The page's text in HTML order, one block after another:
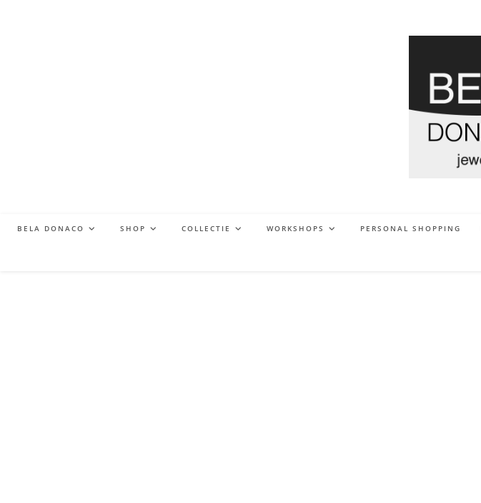
BELA DONACO SHOP COLLECTIE WORKSHOPS PERSONAL SHOPPING